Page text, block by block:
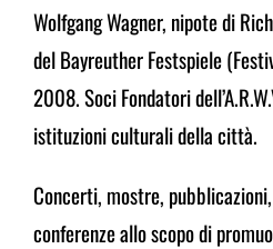
Wolfgang Wagner, nipote di
del Bayreuther Festspiele
2008.Soci Fondatori
istituzioniculturali della città.
Concerti, mostre,
conferenze allo scopo di